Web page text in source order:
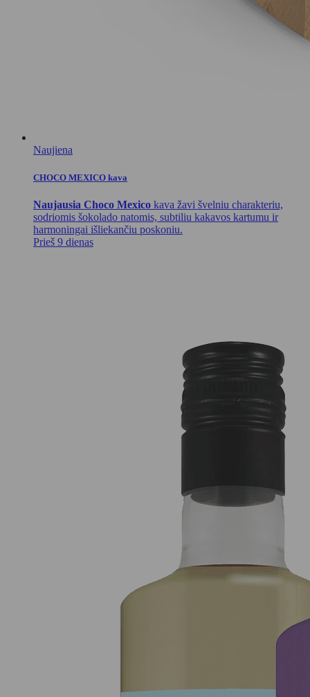
Naujiena
CHOCO MEXICO kava
Naujausia Choco Mexico kava žavi švelniu charakteriu,
sodriomis šokolado natomis, subtiliu kakavos kartumu ir
harmoningai išliekančiu poskoniu.
Prieš 9 dienas